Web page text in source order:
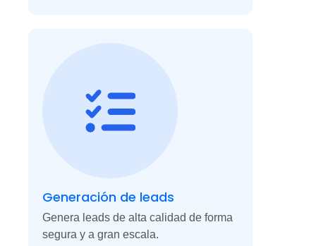
Generación de leads
Genera leads de alta calidad de forma
segura y a gran escala.